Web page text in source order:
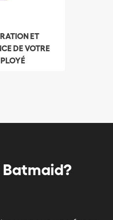
ET
DE VOTRE
Batmaid?